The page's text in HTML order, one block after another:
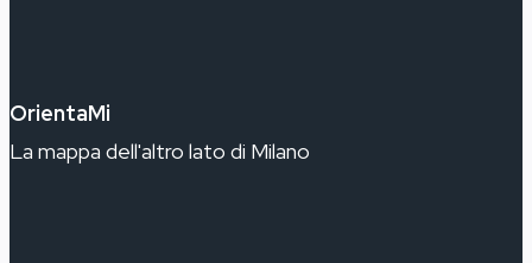
OrientaMi
La mappa dell'altro lato di Milano